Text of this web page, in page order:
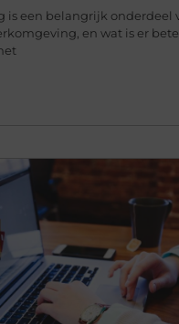
is een belangrijk onderdeel
en wat is er